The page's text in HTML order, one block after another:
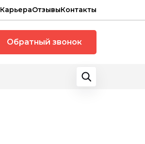
КарьераОтзывыКонтакты
Обратный звонок